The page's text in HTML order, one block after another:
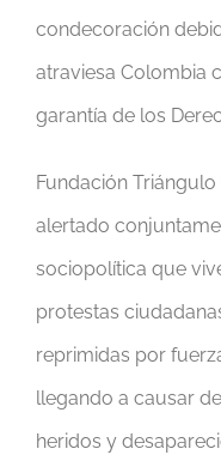
condecoración
atraviesa Colombia
garantía de los
Fundación Triángulo
alertado
sociopolítica que
protestas
reprimidas por
llegando a causar
heridos y